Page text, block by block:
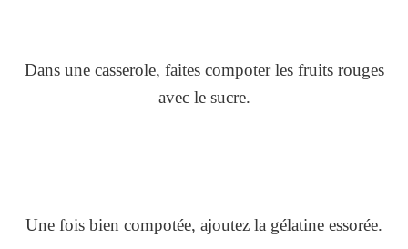
Dans une casserole, faites compoter les fruits rouges
avec le sucre.
Une fois bien compotée, ajoutez la gélatine essorée.